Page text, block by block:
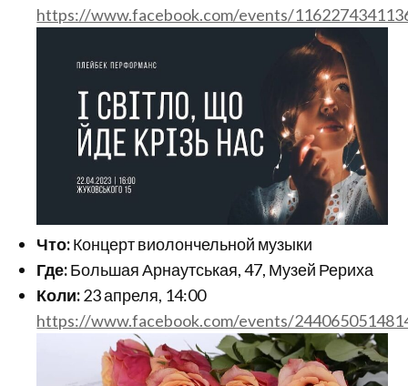
https://www.facebook.com/events/
Что:Концерт виолончельной музыки
Где:Большая Арнаутськая, 47, Музей Рериха
Коли:23 апреля, 14:00
https://www.facebook.com/events/